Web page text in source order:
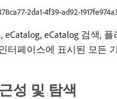
2da1-4f39-ad92-
eCatalog, eCatalog 검색,
터페이스에 표시된 모든
성 및 탐색